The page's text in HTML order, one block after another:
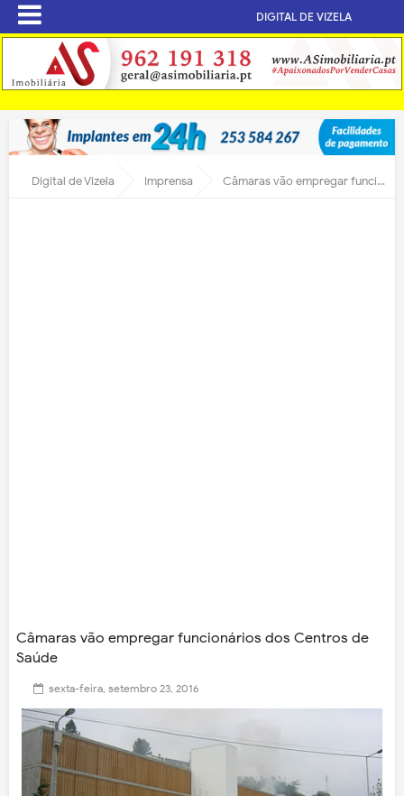
DIGITAL DE VIZELA
Digital de Vizela Imprensa Câmaras vão empregar funcionários dos Centros de Saúde
Câmaras vão empregar funcionários dos Centros de
Saúde
sexta-feira, setembro 23, 2016